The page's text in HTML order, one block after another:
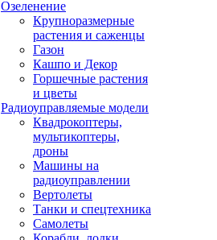
Озеленение
Крупноразмерные
растения и саженцы
Газон
Кашпо и Декор
Горшечные растения
и цветы
Радиоуправляемые модели
Квадрокоптеры,
мультикоптеры,
дроны
Машины на
радиоуправлении
Вертолеты
Танки и спецтехника
Самолеты